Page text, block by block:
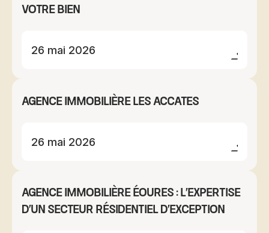
votre bien
26 mai 2026
Agence immobilière Les Accates
26 mai 2026
Agence immobilière Éoures : l'expertise
d'un secteur résidentiel d'exception